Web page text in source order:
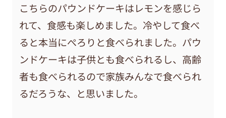
こちらのパウンドケーキはレモンを感じら
れて、食感も楽しめました。冷やして食べ
ると本当にぺろりと食べられました。パウ
ンドケーキは子供とも食べられるし、高齢
者も食べられるので家族みんなで食べられ
るだろうな、と思いました。